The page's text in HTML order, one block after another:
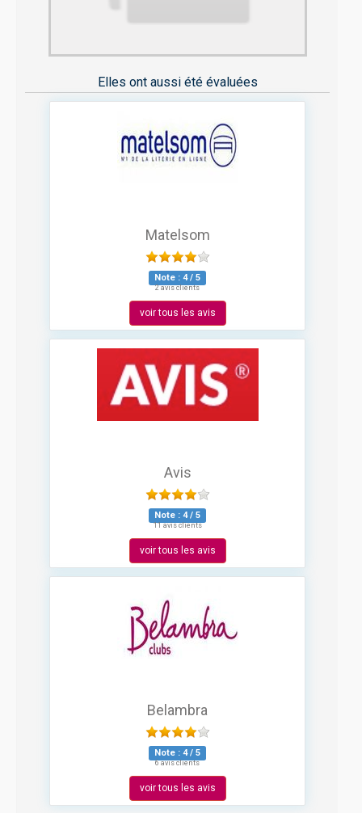
Elles ont aussi été évaluées
Matelsom
Note : 4/ 5
2 avis clients
voir tous les avis
Avis
Note : 4/ 5
11 avis clients
voir tous les avis
Belambra
Note : 4/ 5
6 avis clients
voir tous les avis